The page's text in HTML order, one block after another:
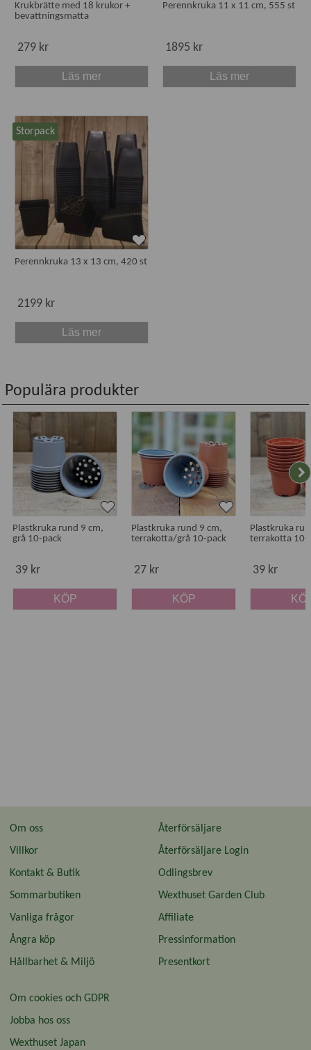
Krukbrätte med 18 krukor +
bevattningsmatta
279 kr
Läs mer
Perennkruka 11 x 11 cm, 555 st
1895 kr
Läs mer
Storpack
Perennkruka 13 x 13 cm, 420 st
2199 kr
Läs mer
Populära produkter
Plastkruka rund 9 cm,
grå 10-pack
39 kr
KÖP
Plastkruka rund 9 cm,
terrakotta/grå 10-pack
27 kr
KÖP
Plastkruka
terrakotta 10-
39 kr
Om oss
Villkor
Kontakt & Butik
Sommarbutiken
Vanliga frågor
Ångra köp
Hållbarhet & Miljö
Återförsäljare
Återförsäljare Login
Odlingsbrev
Wexthuset Garden Club
Affiliate
Pressinformation
Presentkort
Om cookies och GDPR
Jobba hos oss
Wexthuset Japan